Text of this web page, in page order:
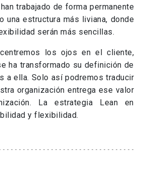
trabajado de forma permanente
una estructura más liviana, donde
serán más sencillas.
los ojos en el cliente,
ha transformado su definición de
a ella. Solo así podremos traducir
organización entrega ese valor
La estrategia Lean en
y flexibilidad.